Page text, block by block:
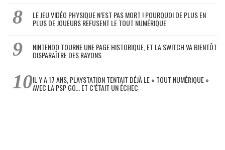
LE JEU VIDÉO PHYSIQUE N’EST PAS MORT ! POURQUOI DE PLUS EN
PLUS DE JOUEURS REFUSENT LE TOUT NUMÉRIQUE
NINTENDO TOURNE UNE PAGE HISTORIQUE, ET LA SWITCH VA BIENTÔT
DISPARAÎTRE DES RAYONS
IL Y A 17 ANS, PLAYSTATION TENTAIT DÉJÀ LE « TOUT NUMÉRIQUE »
AVEC LA PSP GO… ET C’ÉTAIT UN ÉCHEC